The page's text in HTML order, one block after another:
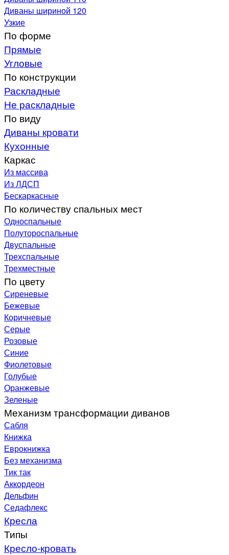
Диваны шириной 120
Узкие
По форме
Прямые
Угловые
По конструкции
Раскладные
Не раскладные
По виду
Диваны кровати
Кухонные
Каркас
Из массива
Из ЛДСП
Бескаркасные
По количеству спальных мест
Односпальные
Полутороспальные
Двуспальные
Трехспальные
Трехместные
По цвету
Сиреневые
Бежевые
Коричневые
Серые
Розовые
Синие
Фиолетовые
Голубые
Оранжевые
Зеленые
Механизм трансформации диванов
Сабля
Книжка
Еврокнижка
Без механизма
Тик так
Аккордеон
Дельфин
Седафлекс
Кресла
Типы
Кресло-кровать